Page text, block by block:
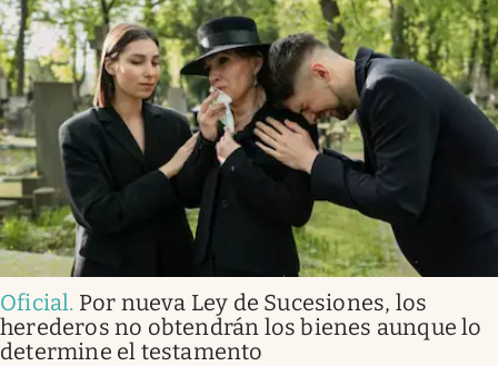
Oficial. Por nueva Ley de Sucesiones, los
herederos no obtendrán los bienes aunque lo
determine el testamento